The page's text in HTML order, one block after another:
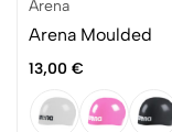
Arena
Arena Moulded
13,00 €